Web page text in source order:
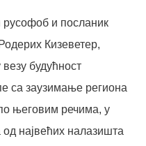
русофоб и посланик
Кизеветер,
будућност
са заузимање региона
његовим речима, у
највећих налазишта